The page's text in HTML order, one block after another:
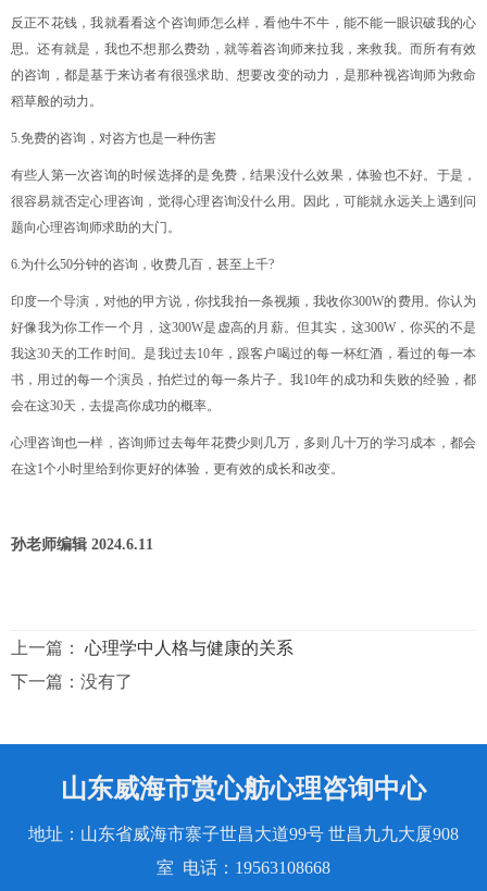
反正不花钱，我就看看这个咨询师怎么样，看他牛不牛，能不能一眼识破我的心
思。还有就是，我也不想那么费劲，就等着咨询师来拉我，来救我。而所有有效
的咨询，都是基于来访者有很强求助、想要改变的动力，是那种视咨询师为救命
稻草般的动力。
5.免费的咨询， 对咨方也是一种伤害
有些人第一次咨询的时候选择的是免费，结果没什么效果，体验也不好。 于是，
很容易就否定心理咨询，觉得心理咨询没什么用。 因此，可能就永远关上遇到问
题向心理咨询师求助的大门。
6.为什么50分钟的咨询，收费几百，甚至上千?
印度一个导演，对他的甲方说，你找我拍一条视频，我收你300W的费用。 你认为
好像我为你工作一个月，这300W是虚高的月薪。但其实，这300W，你买的不是
我这30天的工作时间。是我过去10年，跟客户喝过的每一杯红酒，看过的每一本
书，用过的每一个演员，拍烂过的每一条片子。 我10年的成功和失败的经验，都
会在这30天，去提高你成功的概率。
心理咨询也一样，咨询师过去每年花费少则几万，多则几十万的学习成本，都会
在这1个小时里给到你更好的体验，更有效的成长和改变。
孙老师编辑 2024.6.11
上一篇： 心理学中人格与健康的关系
下一篇：没有了
山东威海市赏心舫心理咨询中心
地址：山东省威海市寨子世昌大道99号 世昌九九大厦908
室 电话：19563108668